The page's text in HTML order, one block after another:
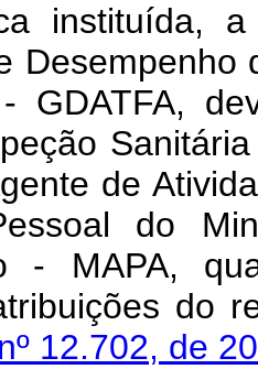
instituída,
Desempenho
GDATFA,
de
do
- MAPA,
do
12.702, de